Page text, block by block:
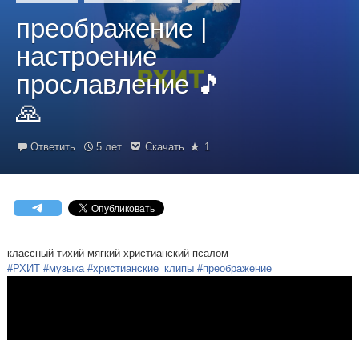
преображение |
настроение
прославление 🎵
🙏
Ответить 5 лет Скачать 1
классный тихий мягкий христианский псалом
#РХИТ #музыка #христианские_клипы #преображение